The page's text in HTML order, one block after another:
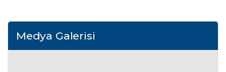
Medya Galerisi